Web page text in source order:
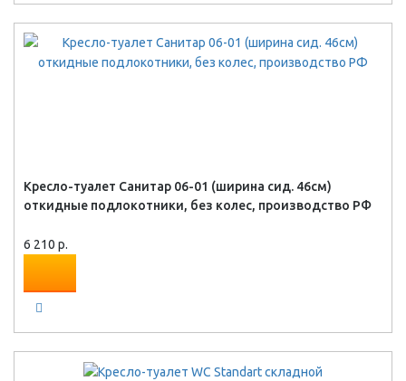
Кресло-туалет Санитар 06-01 (ширина сид. 46см)
откидные подлокотники, без колес, производство РФ
6 210 р.